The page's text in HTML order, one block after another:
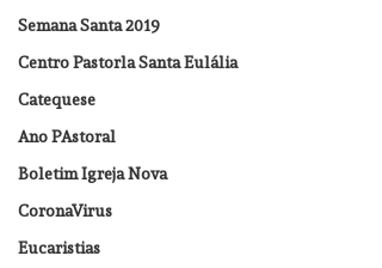
Semana Santa 2019
Centro Pastorla Santa Eulália
Catequese
Ano PAstoral
Boletim Igreja Nova
CoronaVirus
Eucaristias